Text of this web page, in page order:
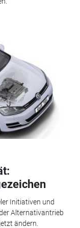
Initiativen und
Alternativantrieb
ändern.